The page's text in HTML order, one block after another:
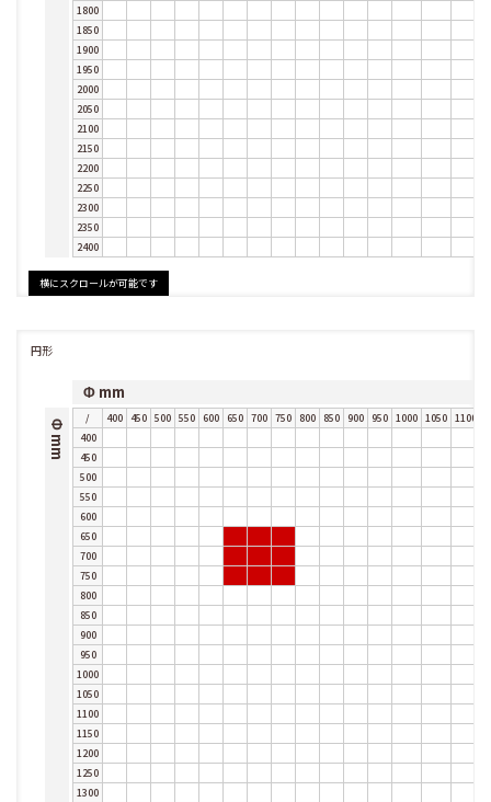
1800
1850
1900
1950
2000
2050
2100
2150
2200
2250
2300
2350
2400
円形
Φ mm
Φ mm
/ 400 450 500 550 600 650 700 750 800 850 900 950 1000 1050 1100
400
450
500
550
600
650
700
750
800
850
900
950
1000
1050
1100
1150
1200
1250
1300